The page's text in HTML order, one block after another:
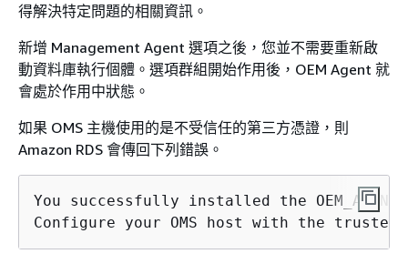
得解決特定問題的相關資訊。
新增 Management Agent 選項之後，您並不需要重新啟
動資料庫執行個體。選項群組開始作用後，OEM Agent 就
會處於作用中狀態。
如果 OMS 主機使用的是不受信任的第三方憑證，則
Amazon RDS 會傳回下列錯誤。
You successfully installed the
Configure your OMS host with the